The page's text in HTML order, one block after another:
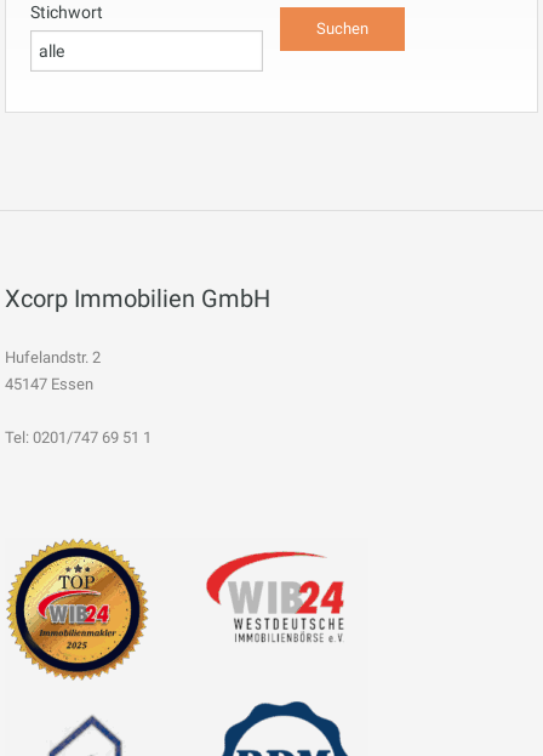
Stichwort
Xcorp Immobilien GmbH
Hufelandstr. 2
45147 Essen
Tel: 0201/747 69 51 1